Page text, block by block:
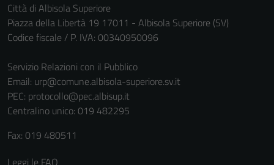
Città di Albisola Superiore
Piazza della Libertà 19 17011 - Albisola Superiore (SV)
Codice fiscale / P. IVA: 00340950096
Servizio Relazioni con il Pubblico
Email: urp@comune.albisola-superiore.sv.it
PEC: protocollo@pec.albisup.it
Centralino unico: 019 482295
Fax: 019 480511
Leggi le FAQ